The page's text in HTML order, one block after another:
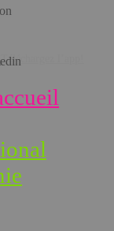
Téléchargez l’app!